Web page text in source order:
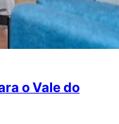
o Vale do